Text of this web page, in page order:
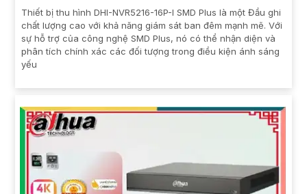
Thiết bị thu hình DHI-NVR5216-16P-I SMD Plus là một Đầu ghi
chất lượng cao với khả năng giám sát ban đêm mạnh mẽ. Với
sự hỗ trợ của công nghệ SMD Plus, nó có thể nhận diện và
phân tích chính xác các đối tượng trong điều kiện ánh sáng
yếu